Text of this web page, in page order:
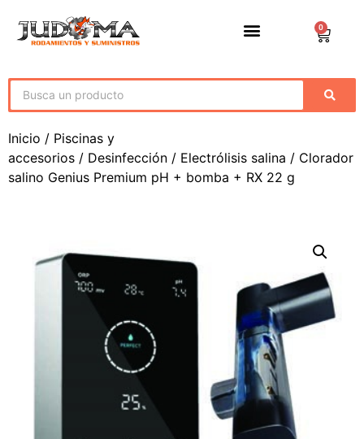
0
Inicio / Piscinas y
accesorios / Desinfección / Electrólisis salina / Clorador
salino Genius Premium pH + bomba + RX 22 g